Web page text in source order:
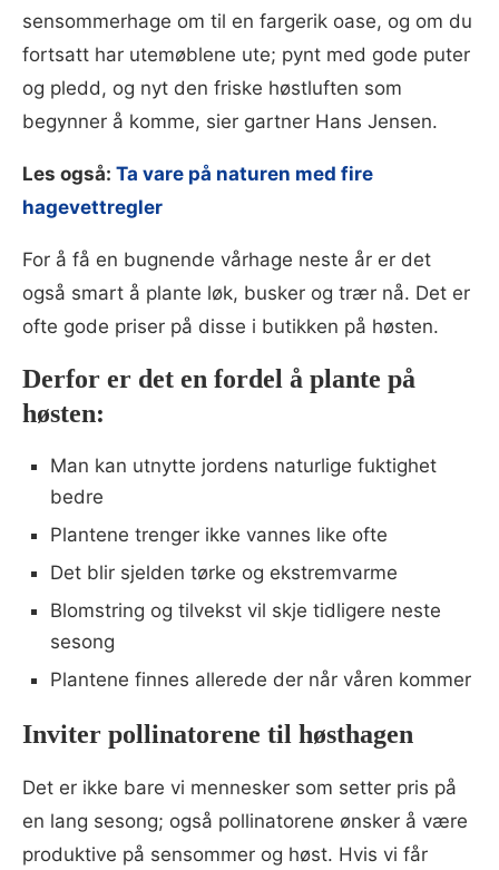
sensommerhage om til en fargerik oase, og om du
fortsatt har utemøblene ute; pynt med gode puter
og pledd, og nyt den friske høstluften som
begynner å komme, sier gartner Hans Jensen.
Les også: Ta vare på naturen med fire
hagevettregler
For å få en bugnende vårhage neste år er det
også smart å plante løk, busker og trær nå. Det er
ofte gode priser på disse i butikken på høsten.
Derfor er det en fordel å plante på
høsten:
Man kan utnytte jordens naturlige fuktighet
bedre
Plantene trenger ikke vannes like ofte
Det blir sjelden tørke og ekstremvarme
Blomstring og tilvekst vil skje tidligere neste
sesong
Plantene finnes allerede der når våren kommer
Inviter pollinatorene til høsthagen
Det er ikke bare vi mennesker som setter pris på
en lang sesong; også pollinatorene ønsker å være
produktive på sensommer og høst. Hvis vi får